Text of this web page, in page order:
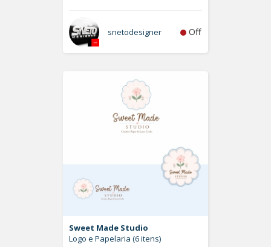
snetodesigner Off
Sweet Made Studio
Logo e Papelaria (6 itens)